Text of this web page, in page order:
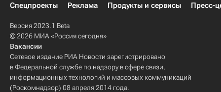
Спецпроекты
Реклама Продукты и сервисы Пресс-
Версия 2023.1 Beta
© 2026 МИА «Россия сегодня»
Вакансии
Сетевое издание РИА Новости зарегистрировано
в Федеральной службе по надзору в сфере связи,
информационных технологий и массовых коммуникаций
(Роскомнадзор) 08 апреля 2014 года.